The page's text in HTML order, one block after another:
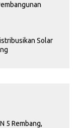
Solar
5 Rembang,